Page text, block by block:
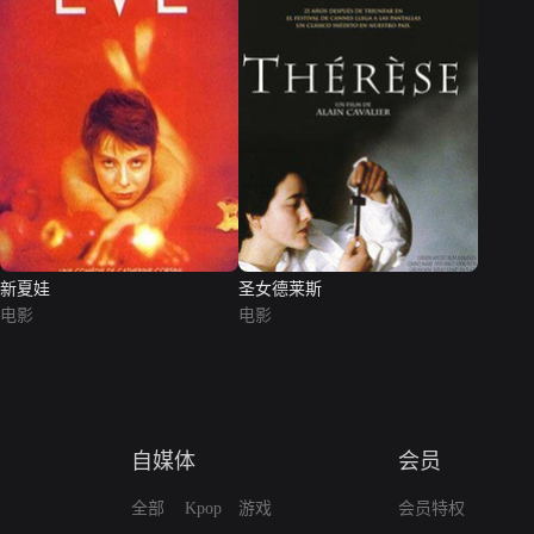
新夏娃
电影
圣女德莱斯
电影
自媒体
全部 Kpop 游戏
会员
会员特权